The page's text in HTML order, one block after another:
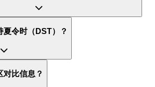
夏令时（DST）？
对比信息？